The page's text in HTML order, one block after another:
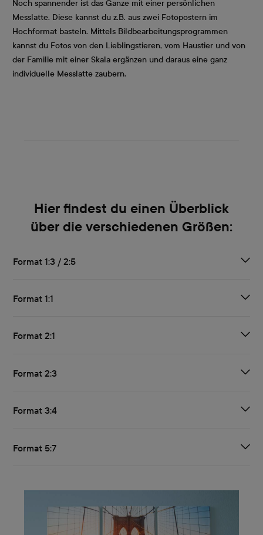
Noch spannender ist das Ganze mit einer persönlichen
Messlatte. Diese kannst du z.B. aus zwei Fotopostern im
Hochformat basteln. Mittels Bildbearbeitungsprogrammen
kannst du Fotos von den Lieblingstieren, vom Haustier und von
der Familie mit einer Skala ergänzen und daraus eine ganz
individuelle Messlatte zaubern.
Hier findest du einen Überblick
über die verschiedenen Größen:
Format 1:3 / 2:5
Format 1:1
Format 2:1
Format 2:3
Format 3:4
Format 5:7